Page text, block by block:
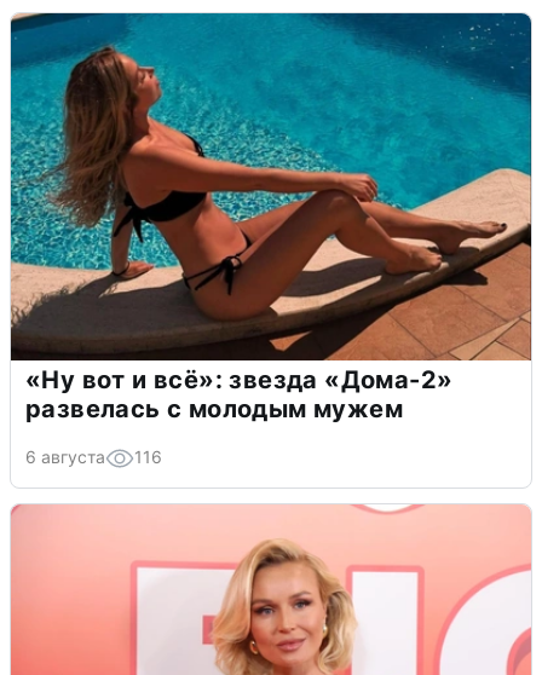
«Ну вот и всё»: звезда «Дома-2»
развелась с молодым мужем
6 августа 116